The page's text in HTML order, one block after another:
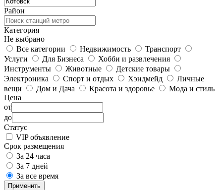
Район
Категория
Не выбрано
Все категории
Недвижимость
Транспорт
Услуги
Для Бизнеса
Хобби и развлечения
Инструменты
Животные
Детские товары
Электроника
Спорт и отдых Хэндмейд
Личные
вещи
Дом и Дача Красота и здоровье
Мода и стиль
Цена
от
до
Статус
VIP объявление
Срок размещения
За 24 часа
За 7 дней
За все время
Применить